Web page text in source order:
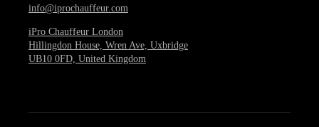
info@iprochauffeur.com
iPro Chauffeur London
Hillingdon House, Wren Ave, Uxbridge
UB10 0FD, United Kingdom